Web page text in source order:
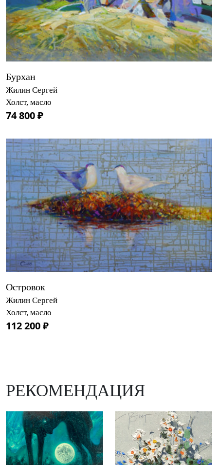
Бурхан
Жилин Сергей
Холст, масло
74 800 ₽
Островок
Жилин Сергей
Холст, масло
112 200 ₽
РЕКОМЕНДАЦИЯ